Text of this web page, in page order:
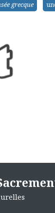
grecque